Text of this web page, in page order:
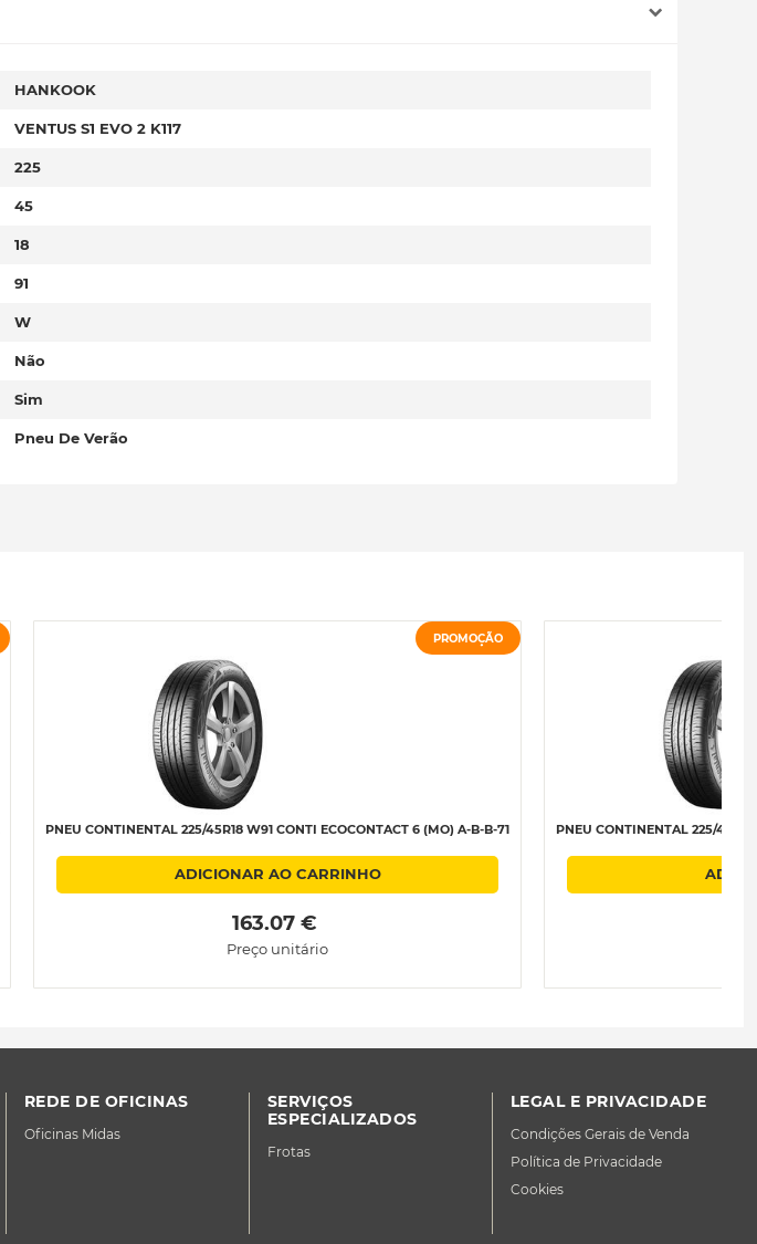
HANKOOK
VENTUS S1 EVO 2 K117
225
45
18
91
W
Não
Sim
Pneu De Verão
PROMOÇÃO
PNEU CONTINENTAL 225/45R18 W91 CONTI ECOCONTACT 6 (MO) A-B-B-71
ADICIONAR AO CARRINHO
163.07 €
Preço unitário
PNEU CONTINENTAL 225/
REDE DE OFICINAS
Oficinas Midas
SERVIÇOS
ESPECIALIZADOS
Frotas
LEGAL E PRIVACIDADE
Condições Gerais de Venda
Política de Privacidade
Cookies